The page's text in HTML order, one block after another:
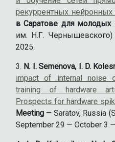
рекуррентных нейронных
в Саратове для молодых
им. Н.Г.
2025.
N. I. Semenova, I. D.
impact of internal noise
training of hardware
Prospects for hardware
Meeting — Saratov, Russia
September 29 — October 3